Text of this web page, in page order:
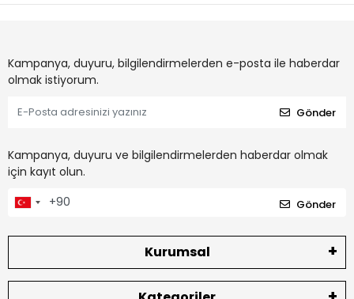
Kampanya, duyuru, bilgilendirmelerden e-posta ile haberdar
olmak istiyorum.
Gönder
Kampanya, duyuru ve bilgilendirmelerden haberdar olmak
için kayıt olun.
Gönder
Kurumsal